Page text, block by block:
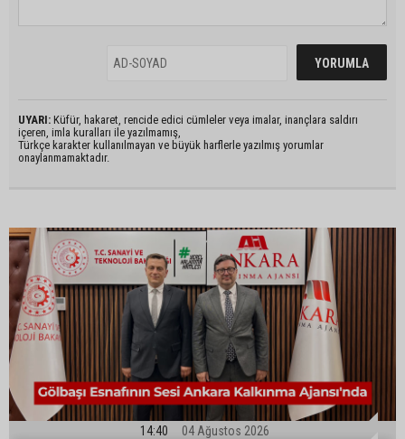
UYARI: Küfür, hakaret, rencide edici cümleler veya imalar, inançlara saldırı
içeren, imla kuralları ile yazılmamış,
Türkçe karakter kullanılmayan ve büyük harflerle yazılmış yorumlar
onaylanmamaktadır.
14:40 04 Ağustos 2026